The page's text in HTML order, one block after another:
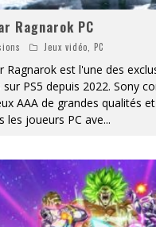
Ragnarok PC
Jeux vidéo PC
Ragnarok est l'une des
PS5 depuis 2022. Sony
AAA de grandes qualités
les joueurs PC ave...